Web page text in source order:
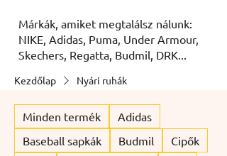
Márkák, amiket megtalálsz nálunk:
NIKE, Adidas, Puma, Under Armour,
Skechers, Regatta, Budmil, DRK...
Kezdőlap Nyári ruhák
Minden termék
Adidas
Baseball sapkák
Budmil
Cipők